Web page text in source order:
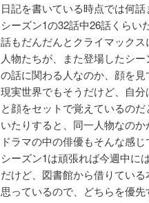
日記を書いている時点では何
シーズン1の32話中26話くらい
話もだんだんとクライマック
人物たちが、また登場したシ
の話に関わる人なのか、顔を
現実世界でもそうだけど、自
と顔をセットで覚えているの
いたりすると、同一人物なのか
ドラマの中の俳優もそんな感
シーズン1は頑張れば今週中に
だけど、図書館から借りてい
思っているので、どちらを優先